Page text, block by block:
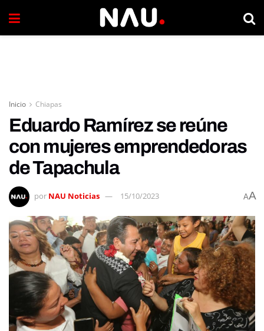
Inicio Chiapas
Eduardo Ramírez se reúne
con mujeres emprendedoras
de Tapachula
por NAU Noticias 15/10/2023 AA